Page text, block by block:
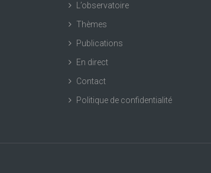
L’observatoire
Thèmes
Publications
En direct
Contact
Politique de confidentialité